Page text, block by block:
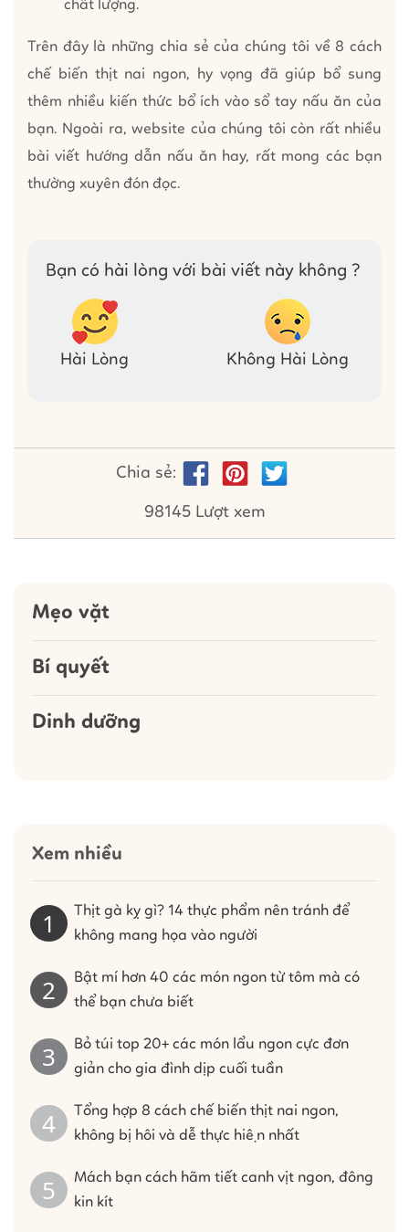
chất lượng.
Trên đây là những chia sẻ của chúng tôi về 8 cách
chế biến thịt nai ngon, hy vọng đã giúp bổ sung
thêm nhiều kiến thức bổ ích vào sổ tay nấu ăn của
bạn. Ngoài ra, website của chúng tôi còn rất nhiều
bài viết hướng dẫn nấu ăn hay, rất mong các bạn
thường xuyên đón đọc.
Bạn có hài lòng với bài viết này không ?
Hài Lòng Không Hài Lòng
Chia sẻ:
98145 Lượt xem
Mẹo vặt
Bí quyết
Dinh dưỡng
Xem nhiều
Thịt gà kỵ gì? 14 thực phẩm nên tránh để
không mang họa vào người
Bật mí hơn 40 các món ngon từ tôm mà có
thể bạn chưa biết
Bỏ túi top 20+ các món lẩu ngon cực đơn
giản cho gia đình dịp cuối tuần
Tổng hợp 8 cách chế biến thịt nai ngon,
không bị hôi và dễ thực hiện nhất
Mách bạn cách hãm tiết canh vịt ngon, đông
kin kít